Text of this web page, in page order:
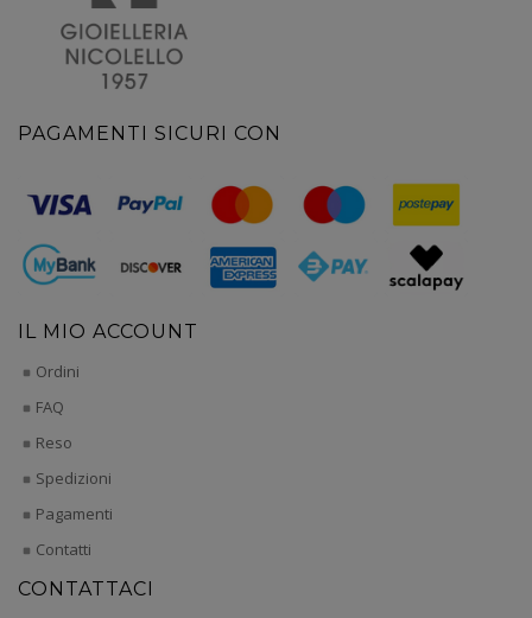
PAGAMENTI SICURI CON
IL MIO ACCOUNT
Ordini
FAQ
Reso
Spedizioni
Pagamenti
Contatti
CONTATTACI